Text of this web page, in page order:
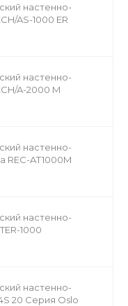
настенно-
AS-1000 ER
настенно-
A-2000 M
настенно-
REC-AT1000M
настенно-
1000
настенно-
20 Серия Oslo